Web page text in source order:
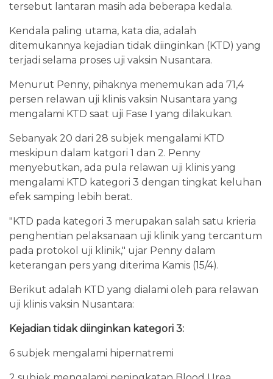
tersebut lantaran masih ada beberapa kedala.
Kendala paling utama, kata dia, adalah
ditemukannya kejadian tidak diinginkan (KTD) yang
terjadi selama proses uji vaksin Nusantara.
Menurut Penny, pihaknya menemukan ada 71,4
persen relawan uji klinis vaksin Nusantara yang
mengalami KTD saat uji Fase I yang dilakukan.
Sebanyak 20 dari 28 subjek mengalami KTD
meskipun dalam katgori 1 dan 2. Penny
menyebutkan, ada pula relawan uji klinis yang
mengalami KTD kategori 3 dengan tingkat keluhan
efek samping lebih berat.
"KTD pada kategori 3 merupakan salah satu krieria
penghentian pelaksanaan uji klinik yang tercantum
pada protokol uji klinik," ujar Penny dalam
keterangan pers yang diterima Kamis (15/4).
Berikut adalah KTD yang dialami oleh para relawan
uji klinis vaksin Nusantara:
Kejadian tidak diinginkan kategori 3:
6 subjek mengalami hipernatremi